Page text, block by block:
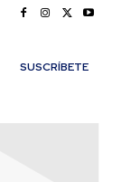
SUSCRÍBETE